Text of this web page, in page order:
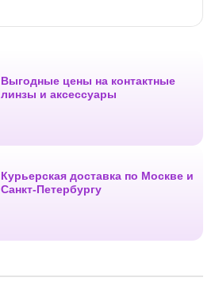
Выгодные цены на контактные
линзы и аксессуары
Курьерская доставка по Москве и
Санкт-Петербургу